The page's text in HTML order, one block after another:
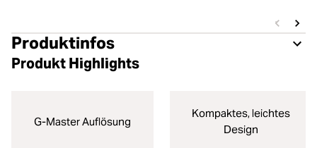
Produktinfos
Produkt Highlights
G-Master Auflösung
Kompaktes, leichtes
Design